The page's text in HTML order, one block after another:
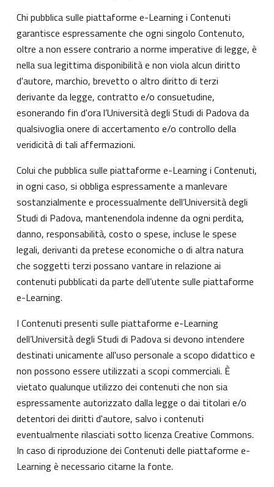
Chi pubblica sulle piattaforme e-Learning i Contenuti
garantisce espressamente che ogni singolo Contenuto,
oltre a non essere contrario a norme imperative di legge, è
nella sua legittima disponibilità e non viola alcun diritto
d'autore, marchio, brevetto o altro diritto di terzi
derivante da legge, contratto e/o consuetudine,
esonerando fin d'ora l’Università degli Studi di Padova da
qualsivoglia onere di accertamento e/o controllo della
veridicità di tali affermazioni.
Colui che pubblica sulle piattaforme e-Learning i Contenuti,
in ogni caso, si obbliga espressamente a manlevare
sostanzialmente e processualmente dell’Università degli
Studi di Padova, mantenendola indenne da ogni perdita,
danno, responsabilità, costo o spese, incluse le spese
legali, derivanti da pretese economiche o di altra natura
che soggetti terzi possano vantare in relazione ai
contenuti pubblicati da parte dell’utente sulle piattaforme
e-Learning.
I Contenuti presenti sulle piattaforme e-Learning
dell’Università degli Studi di Padova si devono intendere
destinati unicamente all'uso personale a scopo didattico e
non possono essere utilizzati a scopi commerciali. È
vietato qualunque utilizzo dei contenuti che non sia
espressamente autorizzato dalla legge o dai titolari e/o
detentori dei diritti d'autore, salvo i contenuti
eventualmente rilasciati sotto licenza Creative Commons.
In caso di riproduzione dei Contenuti delle piattaforme e-
Learning è necessario citarne la fonte.